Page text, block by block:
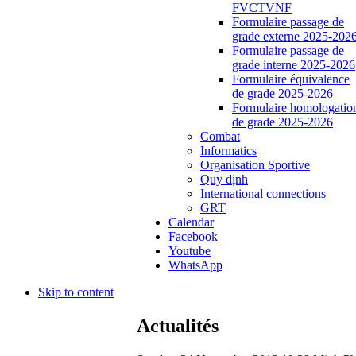
FVCTVNF
Formulaire passage de
grade externe 2025-
Formulaire passage de
grade interne 2025-2026
Formulaire équivalence
de grade 2025-2026
Formulaire
de grade 2025-2026
Combat
Informatics
Organisation Sportive
Quy định
International connections
GRT
Calendar
Facebook
Youtube
WhatsApp
Skip to content
Actualités